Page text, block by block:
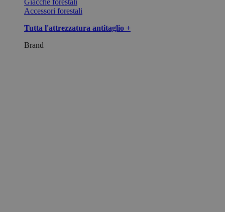
Giacche forestali
Accessori forestali
Tutta l'attrezzatura antitaglio +
Brand